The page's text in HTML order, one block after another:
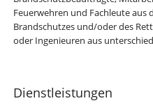
Feuerwehren und Fachleute aus
Brandschutzes und/oder des
oder Ingenieuren aus
Navigation
Dienstleistungen